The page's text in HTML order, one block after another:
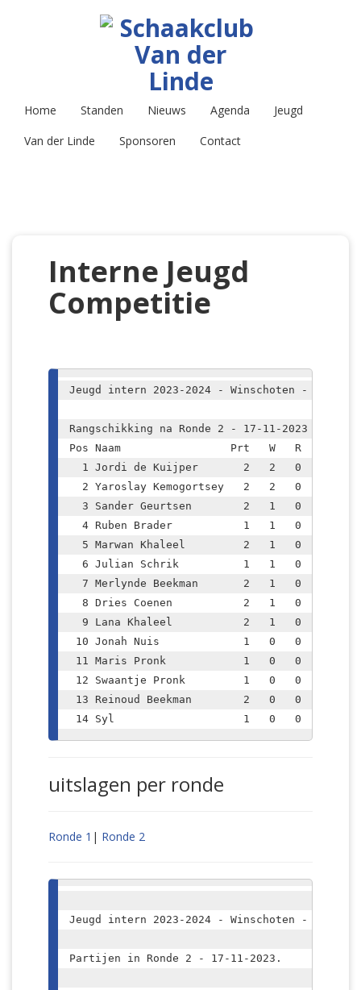
Home Standen Nieuws Agenda
Jeugd
Van der Linde
Sponsoren Contact
Interne Jeugd
Competitie
﻿Jeugd intern 2023-2024 - Winschoten - Groep 1
Rangschikking na Ronde 2 - 17-11-2023 -
Pos Naam                 Prt   W   R   V
1 Jordi de Kuijper       2   2   0   0
2 Yaroslay Kemogortsey   2   2   0   0
3 Sander Geurtsen        2   1   0   1
4 Ruben Brader           1   1   0   0
5 Marwan Khaleel         2   1   0   1
6 Julian Schrik          1   1   0   0
7 Merlynde Beekman       2   1   0   1
8 Dries Coenen           2   1   0   1
9 Lana Khaleel           2   1   0   1
10 Jonah Nuis             1   0   0   1
11 Maris Pronk            1   0   0
12 Swaantje Pronk         1   0   0
13 Reinoud Beekman        2   0   0
uitslagen per ronde
Ronde 1 | Ronde 2
﻿Jeugd intern 2023-2024 - Winschoten - Groep 1
Partijen in Ronde 2 - 17-11-2023.